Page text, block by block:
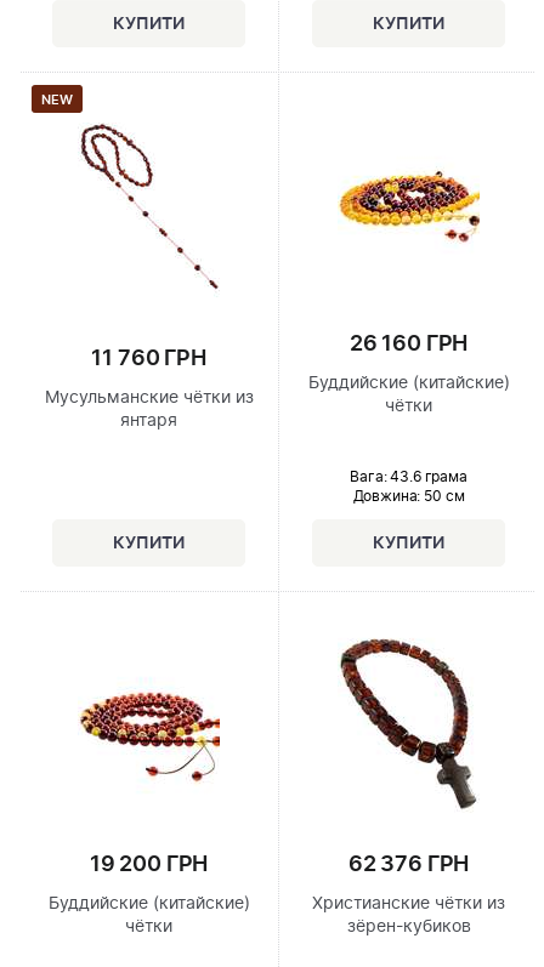
NEW
11 760 ГРН
Мусульманские чётки из
янтаря
26 160 ГРН
Буддийские (китайские)
чётки
Вага: 43.6 грама
Довжина: 50 см
19 200 ГРН
Буддийские (китайские)
чётки
62 376 ГРН
Христианские чётки из
зёрен-кубиков